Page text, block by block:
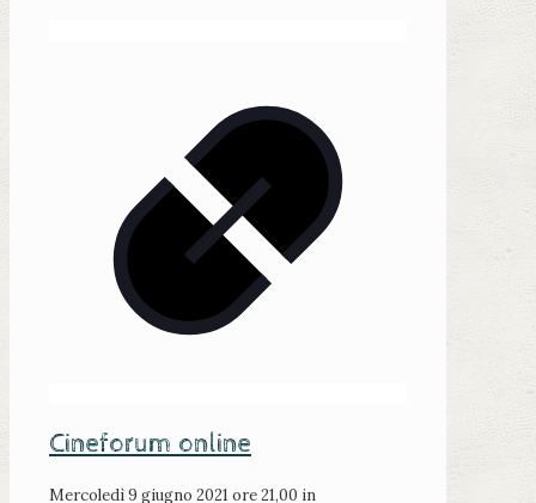
Cineforum online
Mercoledì 9 giugno 2021 ore 21,00 in